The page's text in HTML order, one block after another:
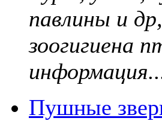
павлины и
зоогигиена
Пушные